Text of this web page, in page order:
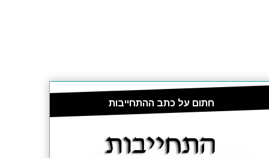
חתום על כתב ההתחייבות